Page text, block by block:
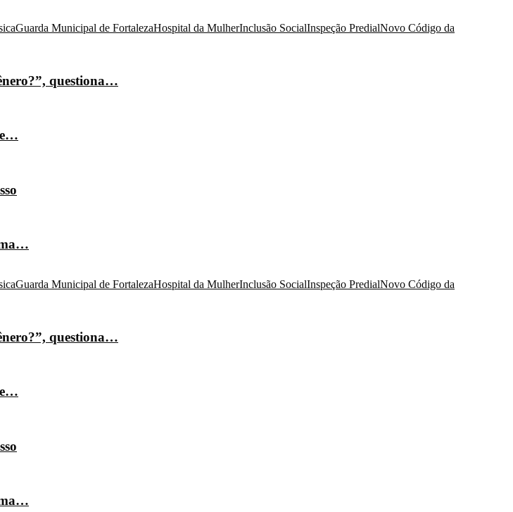
Guarda Municipal de FortalezaHospital da MulherInclusão SocialInspeção PredialNovo Código da
questiona…
Guarda Municipal de FortalezaHospital da MulherInclusão SocialInspeção PredialNovo Código da
questiona…